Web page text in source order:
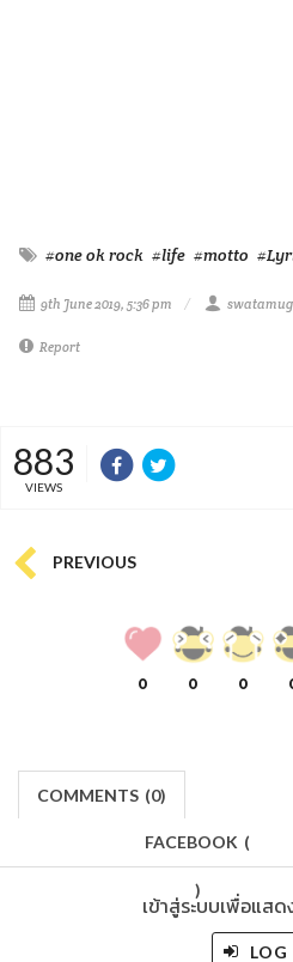
#one ok rock #life #motto
9th June 2019, 5:36 pm swatamug
Report
883
VIEWS
PREVIOUS
0 0 0
COMMENTS (0)
FACEBOOK (
)
เข้าสู่ระบบเพื่อแส
LOG